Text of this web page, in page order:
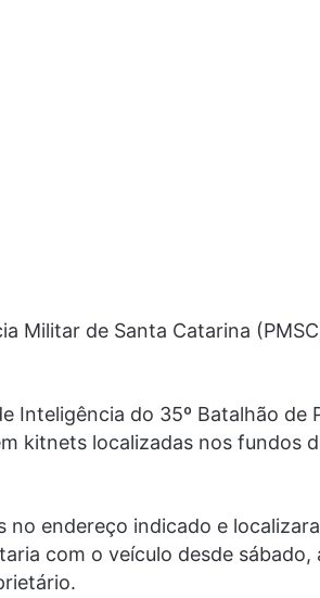
Militar de Santa Catarina
Inteligência do 35º Batalhão de
kitnets localizadas nos fundos
endereço indicado e
com o veículo desde